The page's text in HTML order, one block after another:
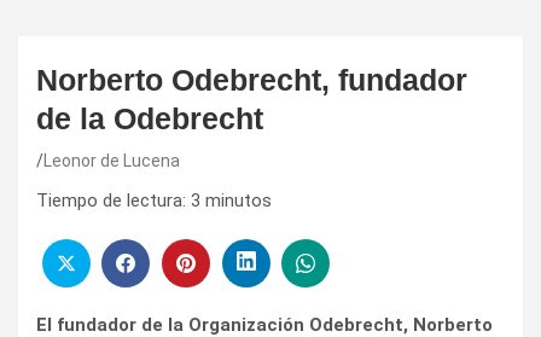
Norberto Odebrecht, fundador
de la Odebrecht
Leonor de Lucena
Tiempo de lectura: 3 minutos
El fundador de la Organización Odebrecht, Norberto